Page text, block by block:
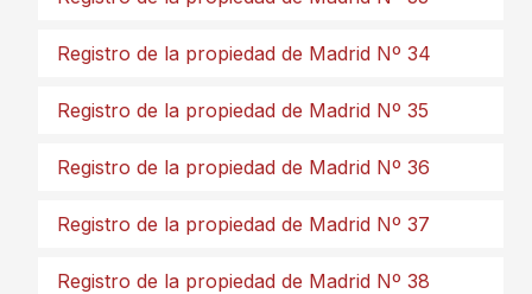
Registro de la propiedad de Madrid Nº 34
Registro de la propiedad de Madrid Nº 35
Registro de la propiedad de Madrid Nº 36
Registro de la propiedad de Madrid Nº 37
Registro de la propiedad de Madrid Nº 38